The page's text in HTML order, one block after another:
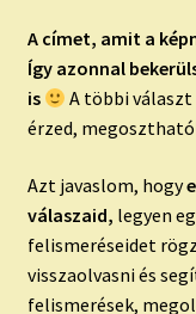
A címet, amit a
Így azonnal
is
A többi választ
érzed,
Azt javaslom, hogy
válaszaid, legyen
felismeréseidet
visszaolvasni és
felismerések,